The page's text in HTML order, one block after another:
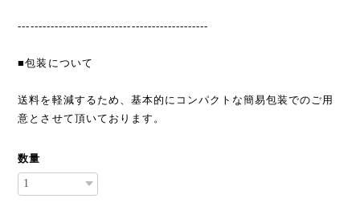
-----------------------------------------------
■包装について
送料を軽減するため、基本的にコンパクトな簡易包装でのご用
意とさせて頂いております。
数量